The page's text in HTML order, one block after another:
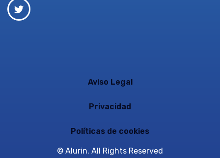
Aviso Legal
Privacidad
Políticas de cookies
© Alurin. All Rights Reserved